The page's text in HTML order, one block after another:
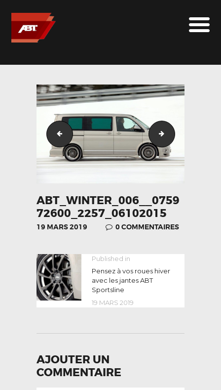
ABT SPORTSLINE FRANCE
MARQUES
LE SUR-MESURE
ABT
CONTACT
abt_winter_005__069702300_2257_06102015
ABT_WINTER_006__0759
72600_2257_06102015
19 MARS 2019 0 COMMENTAIRES
NAVIGATION
DE
L’ARTICLE
Published in
Pensez à vos roues hiver
avec les jantes ABT
Sportsline
19 MARS 2019
AJOUTER UN
COMMENTAIRE